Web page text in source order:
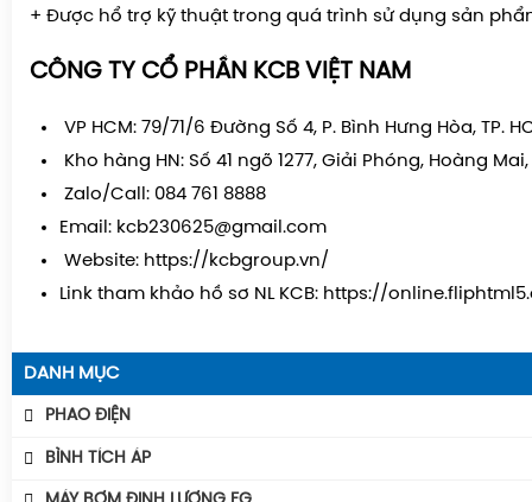
+ Được hổ trợ kỹ thuật trong quá trình sử dụng sản
CÔNG TY CỔ PHẦN KCB VIỆT NAM
VP HCM: 79/71/6 Đường Số 4, P. Bình Hưng Hòa, TP.
Kho hàng HN: Số 41 ngõ 1277, Giải Phóng, Hoàng Mai,
Zalo/Call: 084 761 8888
Email: kcb230625@gmail.com
Website: https://kcbgroup.vn/
Link tham khảo hồ sơ NL KCB: https://
DANH MỤC
PHAO ĐIỆN
Phao Báo Mức
Phao Điện Tecno- Italy
BÌNH TÍCH ÁP
Bình Tích Áp Aquafill